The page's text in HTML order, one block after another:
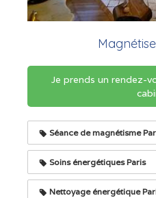
Je prends un rendez-
Séance de magnétisme
Soins énergétiques Paris
Nettoyage énergétique